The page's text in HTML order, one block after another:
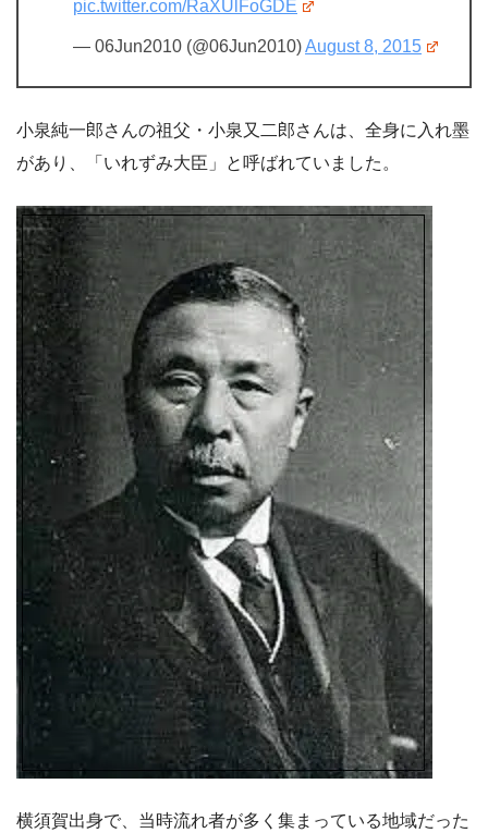
pic.twitter.com/RaXUlFoGDE
— 06Jun2010 (@06Jun2010)August 8, 2015
小泉純一郎さんの祖父・小泉又二郎さんは、全身に入れ墨
があり、「いれずみ大臣」と呼ばれていました。
横須賀出身で、当時流れ者が多く集まっている地域だった